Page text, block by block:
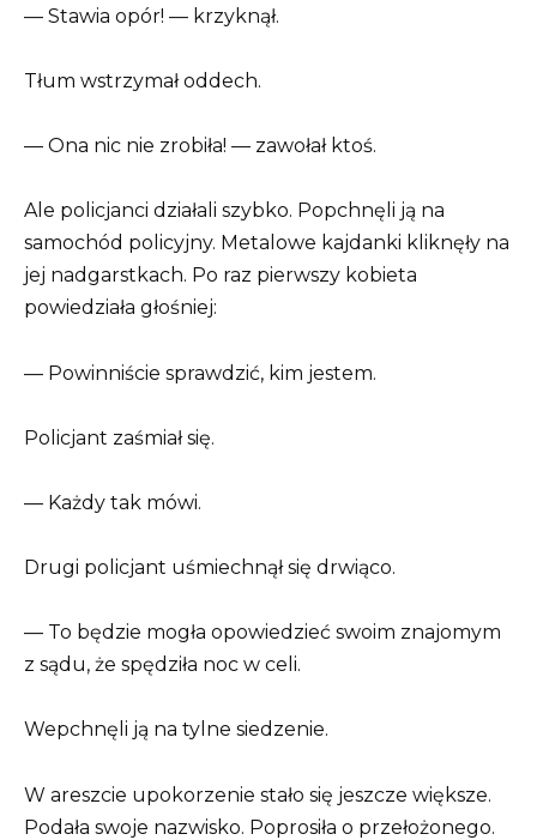
— Stawia opór! — krzyknął.
Tłum wstrzymał oddech.
— Ona nic nie zrobiła! — zawołał ktoś.
Ale policjanci działali szybko. Popchnęli ją na
samochód policyjny. Metalowe kajdanki kliknęły na
jej nadgarstkach. Po raz pierwszy kobieta
powiedziała głośniej:
— Powinniście sprawdzić, kim jestem.
Policjant zaśmiał się.
— Każdy tak mówi.
Drugi policjant uśmiechnął się drwiąco.
— To będzie mogła opowiedzieć swoim znajomym
z sądu, że spędziła noc w celi.
Wepchnęli ją na tylne siedzenie.
W areszcie upokorzenie stało się jeszcze większe.
Podała swoje nazwisko. Poprosiła o przełożonego.